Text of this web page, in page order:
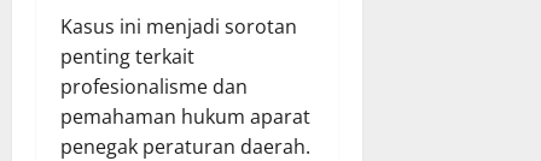
Kasus ini menjadi sorotan
penting terkait
profesionalisme dan
pemahaman hukum aparat
penegak peraturan daerah.